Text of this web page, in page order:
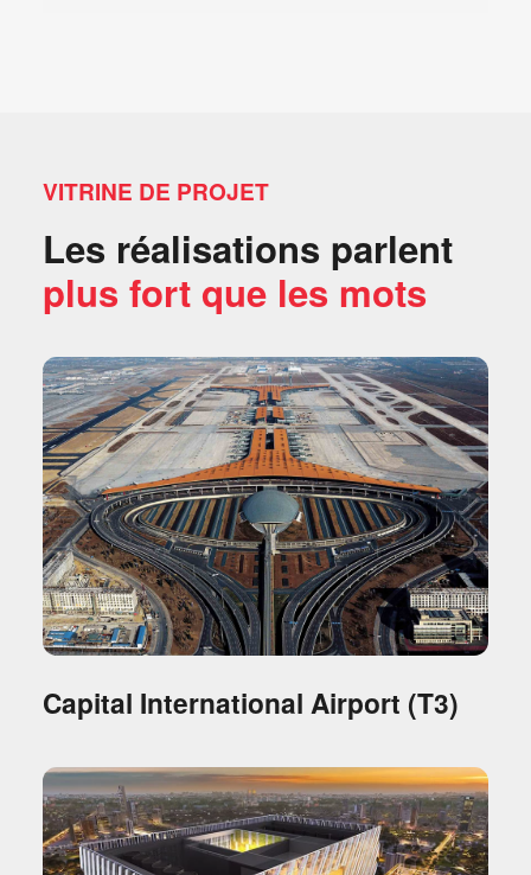
VITRINE DE PROJET
Les réalisations parlent
plus fort que les mots
Capital International Airport (T3)